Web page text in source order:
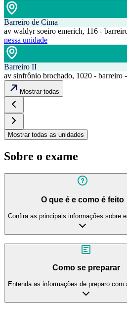
Barreiro de Cima
av waldyr soeiro emerich, 116 -
nessa unidade
Barreiro II
av sinfrônio brochado, 1020 - barreiro
Mostrar todas
Mostrar todas as unidades
Sobre o exame
O que é e como é feito
Confira as principais informações sobre
Como se preparar
Entenda as informações de preparo com